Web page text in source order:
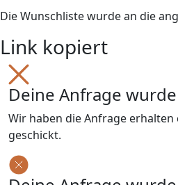
Die Wunschliste wurde an die
Link kopiert
Deine Anfrage
Wir haben die Anfrage
geschickt.